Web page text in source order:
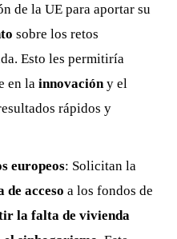
de la UE para aportar su
sobre los retos
Esto les permitiría
en la innovación y el
rápidos y
europeos: Solicitan la
de acceso a los fondos de
la falta de vivienda